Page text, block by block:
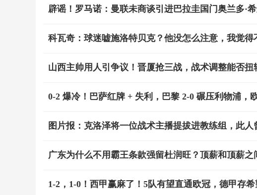
辟谣！罗马诺：曼联未商谈引进巴拉圭国门奥兰多·
科瓦奇：球迷嘘施洛特贝克？他没怎么注意，我觉得
山西主帅用人引争议！晋厦抢三战，战术调整能否扭
0-2 爆冷！巴萨红牌 + 失利，巴黎 2-0 碾压利物浦，
图片报：克洛泽将一位战术主播提拔进教练组，此人
广东为什么不用霸王条款强留杜润旺？顶薪和顶薪之
1-2，1-0！西甲赢麻了！5队有望直通欧冠，德甲存